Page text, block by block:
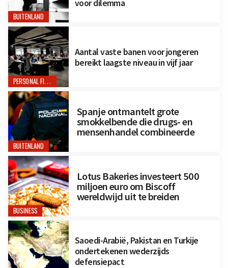
BUITENLAND
voor dilemma
PERSONAL FINANCE
Aantal vaste banen voor jongeren
bereikt laagste niveau in vijf jaar
BUITENLAND
Spanje ontmantelt grote
smokkelbende die drugs- en
mensenhandel combineerde
BUSINESS
Lotus Bakeries investeert 500
miljoen euro om Biscoff
wereldwijd uit te breiden
Saoedi-Arabië, Pakistan en Turkije
ondertekenen wederzijds
defensiepact